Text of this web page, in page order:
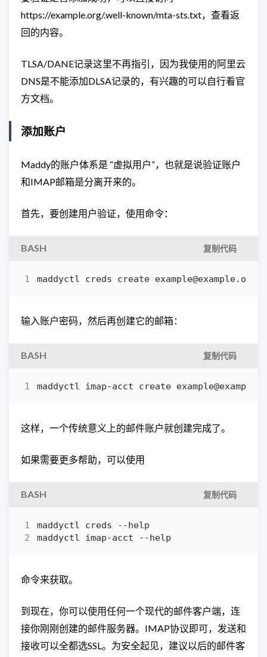
https://example.org/.well-known/mta-sts.txt，查看返
回的内容。
TLSA/DANE记录这里不再指引，因为我使用的阿里云
DNS是不能添加DLSA记录的，有兴趣的可以自行看官
方文档。
添加账户
Maddy的账户体系是 “虚拟用户”，也就是说验证账户
和IMAP邮箱是分离开来的。
首先，要创建用户验证，使用命令：
BASH 复制代码
maddyctl creds create example@example.org
输入账户密码，然后再创建它的邮箱：
BASH 复制代码
maddyctl imap-acct create
这样，一个传统意义上的邮件账户就创建完成了。
如果需要更多帮助，可以使用
BASH 复制代码
maddyctl imap-acct --help
命令来获取。
到现在，你可以使用任何一个现代的邮件客户端，连
接你刚刚创建的邮件服务器。IMAP协议即可，发送和
接收可以全都选SSL。为安全起见，建议以后的邮件客